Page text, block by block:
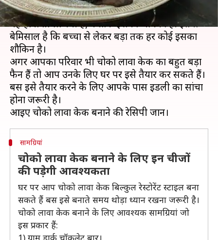
'चोको लावा केक' नाम सुनते ही मुंह में पानी आ गया न!
यह होना तो लाजमी है, क्योंकि इसका जायका ही इतना
बेमिसाल है कि बच्चों से लेकर बड़ों तक हर कोई इसका
शौकिन है।
अगर आपका परिवार भी चोको लावा केक का बहुत बड़ा
फैन हैं तो आप उनके लिए घर पर इसे तैयार कर सकते हैं।
बस इसे तैयार करने के लिए आपके पास इडली का सांचा
होना जरूरी है।
सामग्रियां
चोको लावा केक बनाने के लिए इन चीजों
की पड़ेगी आवश्यकता
घर पर आप चोको लावा केक बिल्कुल रेस्टोरेंट स्टाइल बना
सकते हैं बस इसे बनाते समय थोड़ा ध्यान रखना जरूरी है।
चोको लावा केक बनाने के लिए आवश्यक सामग्रियां जो
इस प्रकार हैं:
1) ग्राम डार्क चॉकलेट बार।